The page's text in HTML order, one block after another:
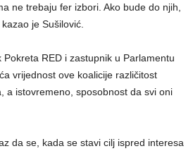
ne trebaju fer izbori. Ako bude do njih,
je Sušilović.
RED i zastupnik u Parlamentu
vrijednost ove koalicije različitost
a istovremeno, sposobnost da svi oni
da se, kada se stavi cilj ispred interesa